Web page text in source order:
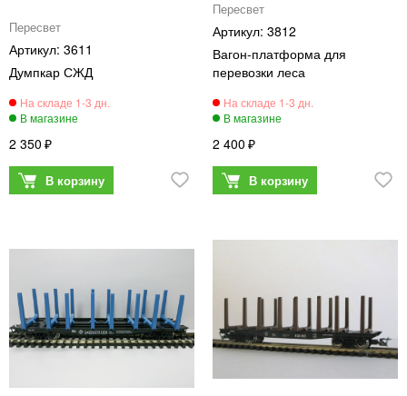
Пересвет
3611
Думпкар СЖД
2 350
Пересвет
3812
Вагон-платформа для
перевозки леса
2 400